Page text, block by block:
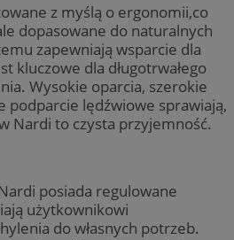
z myślą o ergonomii,co
dopasowane do naturalnych
zapewniają wsparcie dla
kluczowe dla długotrwałego
Wysokie oparcia, szerokie
podparcie lędźwiowe sprawiają,
Nardi to czysta przyjemność.
posiada regulowane
użytkownikowi
do własnych potrzeb.